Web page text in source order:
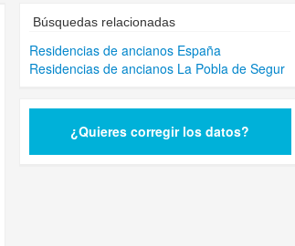
Búsquedas relacionadas
Residencias de ancianos España
Residencias de ancianos La Pobla de Segur
¿Quieres corregir los datos?